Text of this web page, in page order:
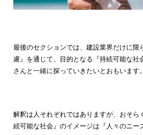
最後のセクションでは、建設業界だけに限
慮』を通じて、目的となる『持続可能な社
さんと一緒に探っていきたいとおもいます。
解釈は人それぞれではありますが、おそら
続可能な社会』のイメージは『人々のニー